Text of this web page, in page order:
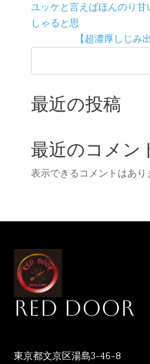
ユッケと言えばほんのり
しゃると思
【超濃厚しじ
最近の投稿
最近のコメン
表示できるコメントはあり
RED DOOR
東京都文京区湯島3-46-8